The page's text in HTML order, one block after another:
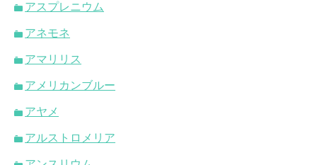
アスプレニウム
アネモネ
アマリリス
アメリカンブルー
アヤメ
アルストロメリア